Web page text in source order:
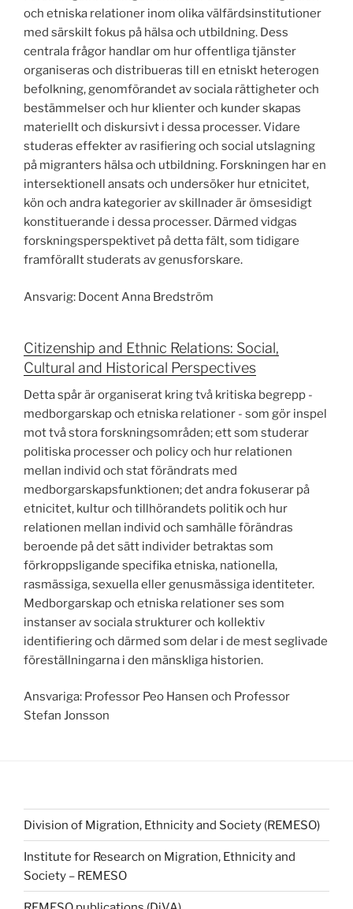
och etniska relationer inom olika välfärdsinstitutioner
med särskilt fokus på hälsa och utbildning. Dess
centrala frågor handlar om hur offentliga tjänster
organiseras och distribueras till en etniskt heterogen
befolkning, genomförandet av sociala rättigheter och
bestämmelser och hur klienter och kunder skapas
materiellt och diskursivt i dessa processer. Vidare
studeras effekter av rasifiering och social utslagning
på migranters hälsa och utbildning. Forskningen har en
intersektionell ansats och undersöker hur etnicitet,
kön och andra kategorier av skillnader är ömsesidigt
konstituerande i dessa processer. Därmed vidgas
forskningsperspektivet på detta fält, som tidigare
framförallt studerats av genusforskare.
Ansvarig: Docent Anna Bredström
Citizenship and Ethnic Relations: Social,
Cultural and Historical Perspectives
Detta spår är organiserat kring två kritiska begrepp -
medborgarskap och etniska relationer - som gör inspel
mot två stora forskningsområden; ett som studerar
politiska processer och policy och hur relationen
mellan individ och stat förändrats med
medborgarskapsfunktionen; det andra fokuserar på
etnicitet, kultur och tillhörandets politik och hur
relationen mellan individ och samhälle förändras
beroende på det sätt individer betraktas som
förkroppsligande specifika etniska, nationella,
rasmässiga, sexuella eller genusmässiga identiteter.
Medborgarskap och etniska relationer ses som
instanser av sociala strukturer och kollektiv
identifiering och därmed som delar i de mest seglivade
föreställningarna i den mänskliga historien.
Ansvariga: Professor Peo Hansen och Professor
Stefan Jonsson
Division of Migration, Ethnicity and Society (REMESO)
Institute for Research on Migration, Ethnicity and
Society – REMESO